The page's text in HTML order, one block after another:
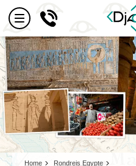
Home Rondreis Egypte